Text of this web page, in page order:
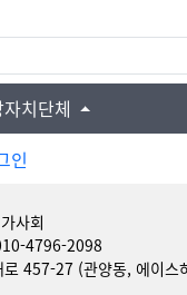
치단체
인
사회
4796-2098
로 457-27 (관양동, 에이